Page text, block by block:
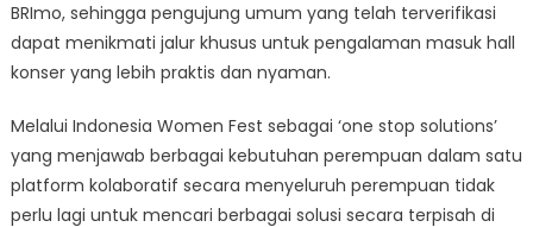
BRImo, sehingga pengujung umum yang telah terverifikasi
dapat menikmati jalur khusus untuk pengalaman masuk hall
konser yang lebih praktis dan nyaman.
Melalui Indonesia Women Fest sebagai ‘one stop solutions’
yang menjawab berbagai kebutuhan perempuan dalam satu
platform kolaboratif secara menyeluruh perempuan tidak
perlu lagi untuk mencari berbagai solusi secara terpisah di